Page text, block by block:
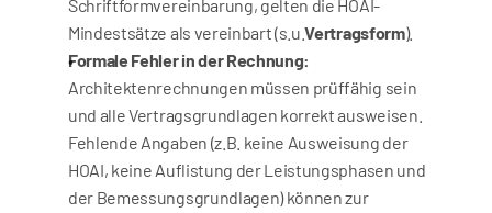
Schriftformvereinbarung, gelten die HOAI-
Mindestsätze als vereinbart (s.u.Vertragsform).
Formale Fehler in der Rechnung:
Architektenrechnungen müssen prüffähig sein
und alle Vertragsgrundlagen korrekt ausweisen.
Fehlende Angaben (z.B. keine Ausweisung der
HOAI, keine Auflistung der Leistungsphasen und
der Bemessungsgrundlagen) können zur